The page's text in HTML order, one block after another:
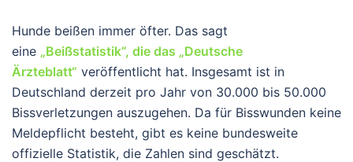
Hunde beißen immer öfter. Das sagt
eine „Beißstatistik“, die das „Deutsche
Ärzteblatt“ veröffentlicht hat. Insgesamt ist in
Deutschland derzeit pro Jahr von 30.000 bis 50.000
Bissverletzungen auszugehen. Da für Bisswunden keine
Meldepflicht besteht, gibt es keine bundesweite
offizielle Statistik, die Zahlen sind geschätzt.